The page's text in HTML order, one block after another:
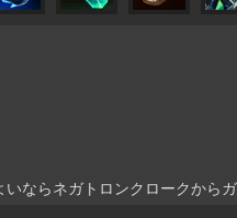
ならネガトロンクロークから